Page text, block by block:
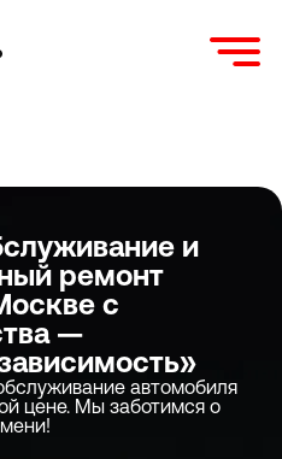
и
ремонт
с
—
автомобиля
цене. Мы заботимся о